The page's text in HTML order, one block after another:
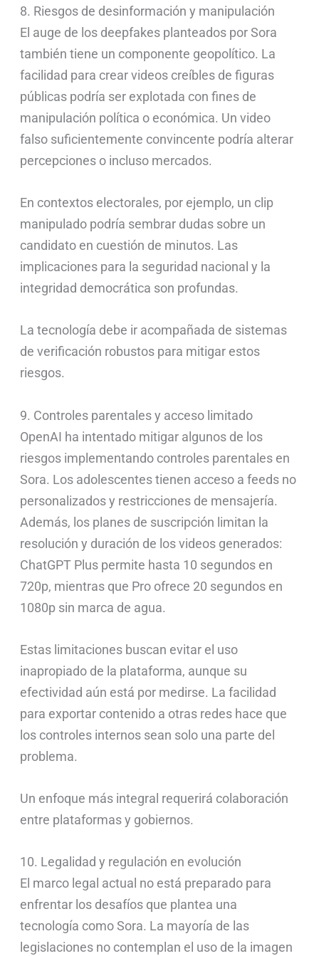
8. Riesgos de desinformación y manipulación
El auge de los deepfakes planteados por Sora
también tiene un componente geopolítico. La
facilidad para crear videos creíbles de figuras
públicas podría ser explotada con fines de
manipulación política o económica. Un video
falso suficientemente convincente podría alterar
percepciones o incluso mercados.
En contextos electorales, por ejemplo, un clip
manipulado podría sembrar dudas sobre un
candidato en cuestión de minutos. Las
implicaciones para la seguridad nacional y la
integridad democrática son profundas.
La tecnología debe ir acompañada de sistemas
de verificación robustos para mitigar estos
riesgos.
9. Controles parentales y acceso limitado
OpenAI ha intentado mitigar algunos de los
riesgos implementando controles parentales en
Sora. Los adolescentes tienen acceso a feeds no
personalizados y restricciones de mensajería.
Además, los planes de suscripción limitan la
resolución y duración de los videos generados:
ChatGPT Plus permite hasta 10 segundos en
720p, mientras que Pro ofrece 20 segundos en
1080p sin marca de agua.
Estas limitaciones buscan evitar el uso
inapropiado de la plataforma, aunque su
efectividad aún está por medirse. La facilidad
para exportar contenido a otras redes hace que
los controles internos sean solo una parte del
problema.
Un enfoque más integral requerirá colaboración
entre plataformas y gobiernos.
10. Legalidad y regulación en evolución
El marco legal actual no está preparado para
enfrentar los desafíos que plantea una
tecnología como Sora. La mayoría de las
legislaciones no contemplan el uso de la imagen